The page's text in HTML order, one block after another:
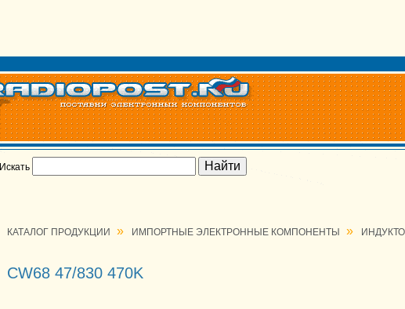
Искать
КАТАЛОГ ПРОДУКЦИИ » ИМПОРТНЫЕ ЭЛЕКТРОННЫЕ КОМПОНЕНТЫ »
CW68 47/830 470K